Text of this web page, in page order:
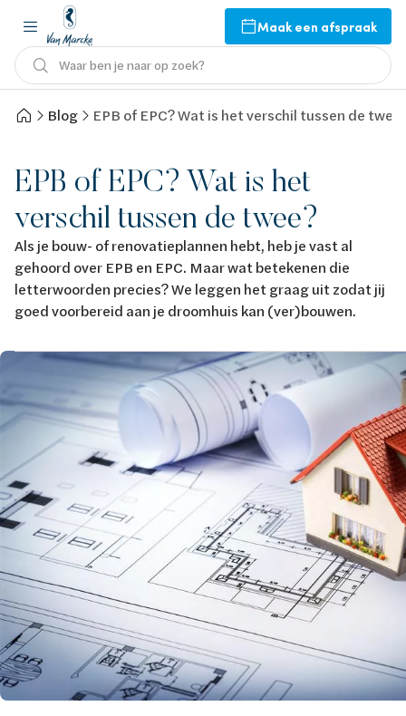
Maak een afspraak
Waar ben je naar op zoek?
Blog EPB of EPC? Wat is het verschil tussen de
EPB of EPC? Wat is het
verschil tussen de twee?
Als je bouw- of renovatieplannen hebt, heb je vast al
gehoord over EPB en EPC. Maar wat betekenen die
letterwoorden precies? We leggen het graag uit zodat jij
goed voorbereid aan je droomhuis kan (ver)bouwen.
Afbeelding